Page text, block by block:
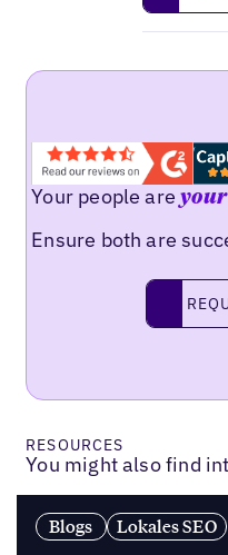
Your people areyour
Ensure both are
Request
RESOURCES
You might also find
Blogs Lokales SEO